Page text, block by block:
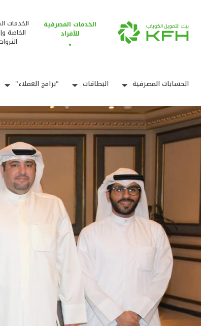
الخدمات المصرفية
للأفراد
الخدمات
الخاصة
الحسابات المصرفية البطاقات "برامج العملاء"